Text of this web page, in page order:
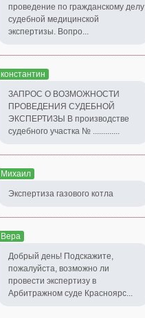
проведение по гражданскому делу
судебной медицинской
экспертизы. Вопро...
константин
ЗАПРОС О ВОЗМОЖНОСТИ
ПРОВЕДЕНИЯ СУДЕБНОЙ
ЭКСПЕРТИЗЫ В производстве
судебного участка № .............
Михаил
Экспертиза газового котла
Вера
Добрый день! Подскажите,
пожалуйста, возможно ли
провести экспертизу в
Арбитражном суде Красноярс...